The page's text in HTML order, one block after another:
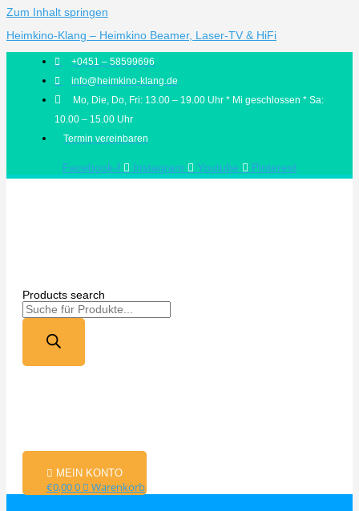
Zum Inhalt springen
Heimkino-Klang – Heimkino Beamer, Laser-TV & HiFi
+0451 – 58599696
info@heimkino-klang.de
Mo, Die, Do, Fri: 13.00 – 19.00 Uhr * Mi geschlossen * Sa:
10.00 – 15.00 Uhr
Termin vereinbaren
Facebook-f Instagram Youtube Pinterest
Products search
MEIN KONTO
€0,000 Warenkorb